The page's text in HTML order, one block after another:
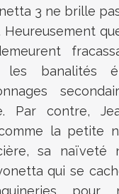
3 ne brille
Heureusement
les banalités
Par contre,
la petite
sa naïveté
qui se
pour